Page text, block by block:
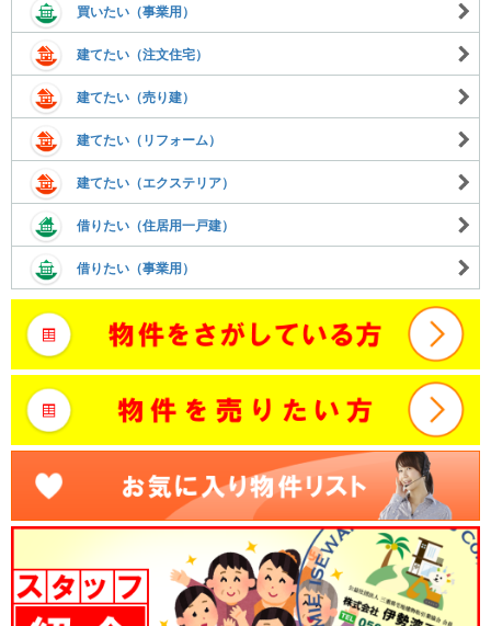
買いたい（事業用）
建てたい（注文住宅）
建てたい（売り建）
建てたい（リフォーム）
建てたい（エクステリア）
借りたい（住居用一戸建）
借りたい（事業用）